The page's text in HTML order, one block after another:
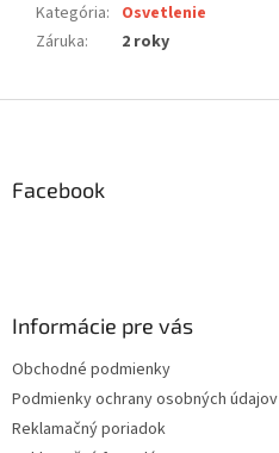
Kategória: Osvetlenie
Záruka: 2 roky
Facebook
Informácie pre vás
Obchodné podmienky
Podmienky ochrany osobných údajov
Reklamačný poriadok